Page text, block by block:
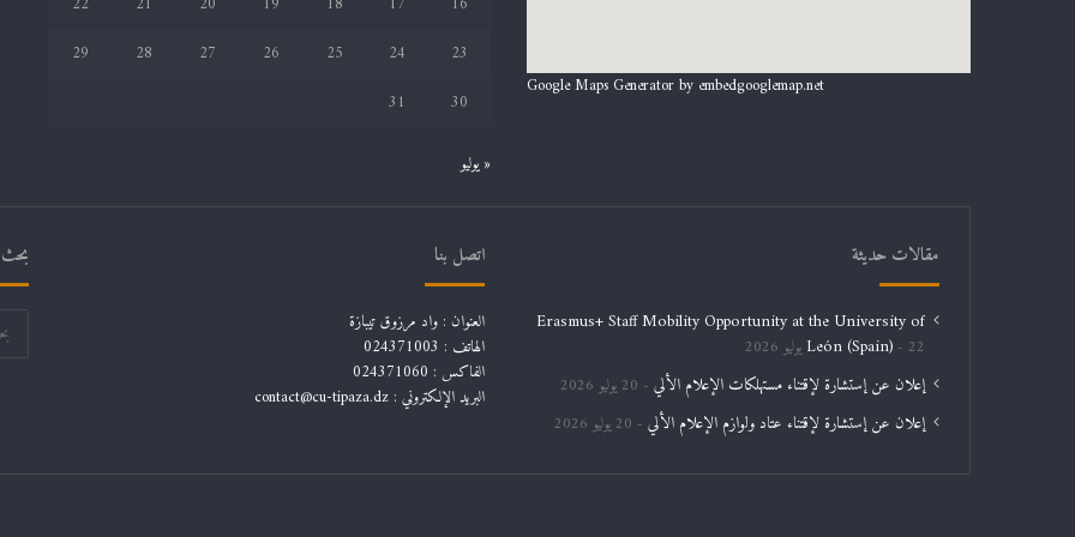
Google Maps Generator by embedgooglemap.net
23
24
25
26
27
28
29
30
31
« يوليو
مقالات حديثة
Erasmus+ Staff Mobility Opportunity at the University of
León (Spain)
22 يوليو 2026
إعلان عن إستشارة لإقتناء مستهلكات الإعلام الألي 20 يوليو 2026
إعلان عن إستشارة لإقتناء عتاد ولوازم الإعلام الألي 20 يوليو 2026
اتصل بنا
العنوان : واد مرزوق تيبازة
الهاتف : 024371003
الفاكس : 024371060
البريد الإلكتروني :contact@cu-tipaza.dz
بحث